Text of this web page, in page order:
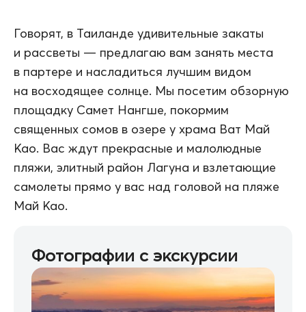
Говорят, в Таиланде удивительные закаты
и рассветы — предлагаю вам занять места
в партере и насладиться лучшим видом
на восходящее солнце. Мы посетим обзорную
площадку Самет Нангше, покормим
священных сомов в озере у храма Ват Май
Као. Вас ждут прекрасные и малолюдные
пляжи, элитный район Лагуна и взлетающие
самолеты прямо у вас над головой на пляже
Май Као.
Фотографии с экскурсии